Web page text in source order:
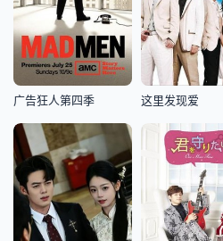
广告狂人第四季 这里发现爱